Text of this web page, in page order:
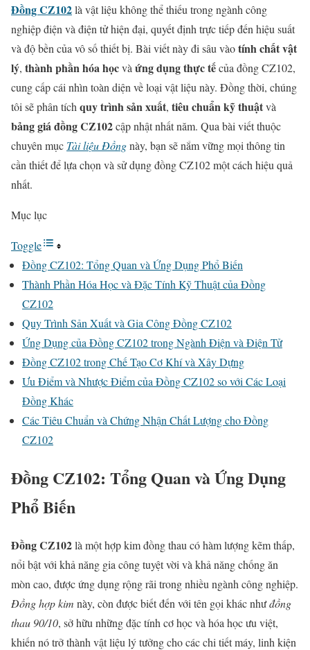
Đồng CZ102là vật liệu không thể thiếu trong ngành công
nghiệp điện và điện tử hiện đại, quyết định trực tiếp đến hiệu suất
và độ bền của vô số thiết bị. Bài viết này đi sâu vàotính chất vật
lý, thành phần hóa họcvà ứng dụng thực tếcủa đồng CZ102,
cung cấp cái nhìn toàn diện về loại vật liệu này. Đồng thời, chúng
tôi sẽ phân tích quy trình sản xuất, tiêu chuẩn kỹ thuậtvà
bảng giá đồng CZ102cập nhật nhất năm. Qua bài viết thuộc
chuyên mục Tài liệu Đồngnày, bạn sẽ nắm vững mọi thông tin
cần thiết để lựa chọn và sử dụng đồng CZ102 một cách hiệu quả
nhất.
Mục lục
Toggle
Đồng CZ102: Tổng Quan và Ứng Dụng Phổ Biến
Thành Phần Hóa Học và Đặc Tính Kỹ Thuật của Đồng
CZ102
Quy Trình Sản Xuất và Gia Công Đồng CZ102
Ứng Dụng của Đồng CZ102 trong Ngành Điện và Điện Tử
Đồng CZ102 trong Chế Tạo Cơ Khí và Xây Dựng
Ưu Điểm và Nhược Điểm của Đồng CZ102 so với Các Loại
Đồng Khác
Các Tiêu Chuẩn và Chứng Nhận Chất Lượng cho Đồng
CZ102
Đồng CZ102: Tổng Quan và Ứng Dụng
Phổ Biến
Đồng CZ102là một hợp kim đồng thau có hàm lượng kẽm thấp,
nổi bật với khả năng gia công tuyệt vời và khả năng chống ăn
mòn cao, được ứng dụng rộng rãi trong nhiều ngành công nghiệp.
Đồng hợp kim này, còn được biết đến với tên gọi khác nhưđồng
thau 90/10, sở hữu những đặc tính cơ học và hóa học ưu việt,
khiến nó trở thành vật liệu lý tưởng cho các chi tiết máy, linh kiện